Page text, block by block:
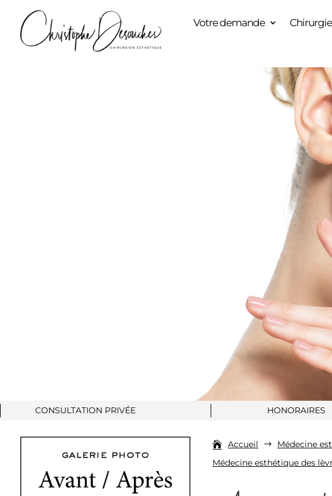
Votre demande
CONSULTATION PRIVÉE HONORAIRES
Accueil $ Médecine
Médecine esthétique des